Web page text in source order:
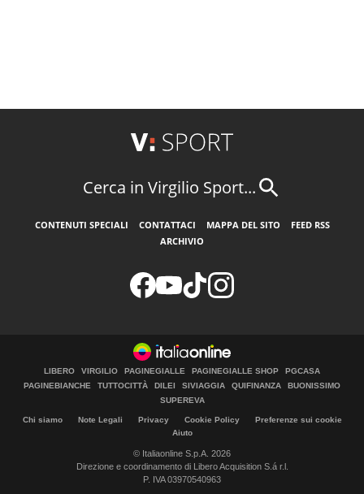
Cerca in Virgilio Sport...
CONTENUTI SPECIALI CONTATTACI MAPPA DEL SITO
FEED RSS
ARCHIVIO
LIBERO VIRGILIO PAGINEGIALLE PAGINEGIALLE SHOP
PGCASA
PAGINEBIANCHE
TUTTOCITTÀ DILEI SIVIAGGIA QUIFINANZA
BUONISSIMO
SUPEREVA
Chi siamo Note Legali Privacy Cookie Policy
Preferenze sui cookie
Aiuto
© Italiaonline S.p.A. 2026
Direzione e coordinamento di Libero Acquisition S.á r.l.
P. IVA 03970540963